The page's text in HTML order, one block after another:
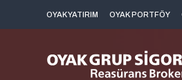
OYAK YATIRIM OYAK PORTFÖY